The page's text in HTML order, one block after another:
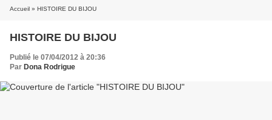
Accueil » HISTOIRE DU BIJOU
HISTOIRE DU BIJOU
Publié le 07/04/2012 à 20:36
Par Dona Rodrigue